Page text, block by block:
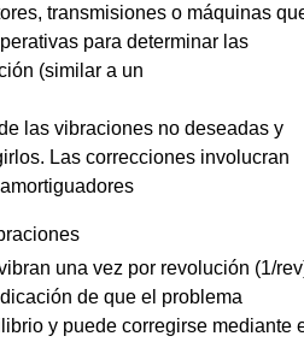
transmisiones o máquinas
para determinar las
(similar a un
las vibraciones no deseadas y
Las correcciones involucran
una vez por revolución (1/
de que el problema
y puede corregirse mediante